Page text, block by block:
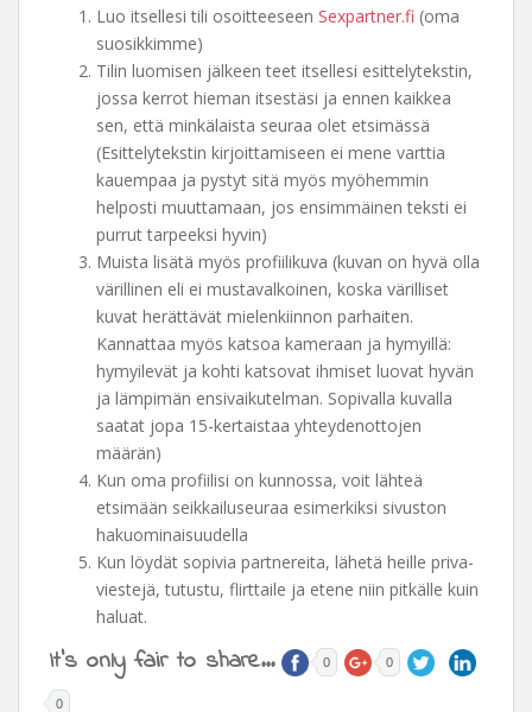
Luo itsellesi tili osoitteeseen Sexpartner.fi (oma
suosikkimme)
Tilin luomisen jälkeen teet itsellesi esittelytekstin,
jossa kerrot hieman itsestäsi ja ennen kaikkea
sen, että minkälaista seuraa olet etsimässä
(Esittelytekstin kirjoittamiseen ei mene varttia
kauempaa ja pystyt sitä myös myöhemmin
helposti muuttamaan, jos ensimmäinen teksti ei
purrut tarpeeksi hyvin)
Muista lisätä myös profiilikuva (kuvan on hyvä olla
värillinen eli ei mustavalkoinen, koska värilliset
kuvat herättävät mielenkiinnon parhaiten.
Kannattaa myös katsoa kameraan ja hymyillä:
hymyilevät ja kohti katsovat ihmiset luovat hyvän
ja lämpimän ensivaikutelman. Sopivalla kuvalla
saatat jopa 15-kertaistaa yhteydenottojen
määrän)
Kun oma profiilisi on kunnossa, voit lähteä
etsimään seikkailuseuraa esimerkiksi sivuston
hakuominaisuudella
Kun löydät sopivia partnereita, lähetä heille priva-
viestejä, tutustu, flirttaile ja etene niin pitkälle kuin
haluat.
It's only fair to share... 0 0
0